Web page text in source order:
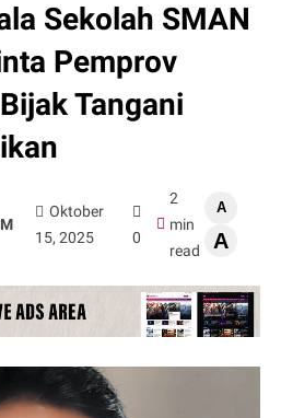
Sekolah SMAN
Pemprov
Tangani
Oktober
15, 2025
0
2
min
read
A
A